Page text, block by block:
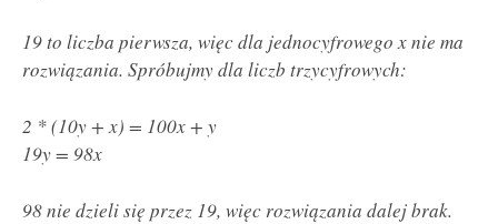
19 to liczba pierwsza, więc dla jednocyfrowego x nie ma
rozwiązania. Spróbujmy dla liczb trzycyfrowych:
2 * (10y + x) = 100x + y
19y = 98x
98 nie dzieli się przez 19, więc rozwiązania dalej brak.